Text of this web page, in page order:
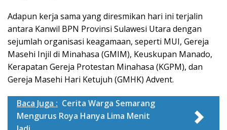
Adapun kerja sama yang diresmikan hari ini terjalin
antara Kanwil BPN Provinsi Sulawesi Utara dengan
sejumlah organisasi keagamaan, seperti MUI, Gereja
Masehi Injil di Minahasa (GMIM), Keuskupan Manado,
Kerapatan Gereja Protestan Minahasa (KGPM), dan
Gereja Masehi Hari Ketujuh (GMHK) Advent.
Baca Juga : Cerita Warga Semarang
Mengurus Roya Hanya Lima Menit